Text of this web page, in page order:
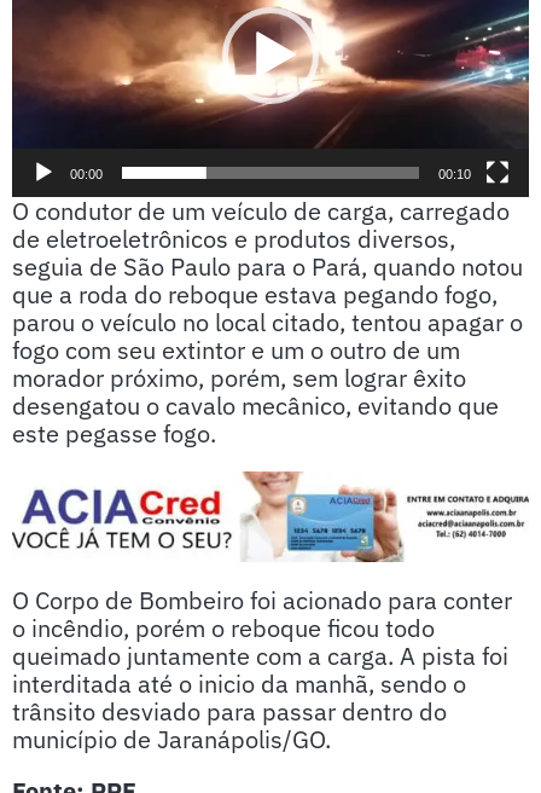
00:00 00:10
O condutor de um veículo de carga, carregado
de eletroeletrônicos e produtos diversos,
seguia de São Paulo para o Pará, quando notou
que a roda do reboque estava pegando fogo,
parou o veículo no local citado, tentou apagar o
fogo com seu extintor e um o outro de um
morador próximo, porém, sem lograr êxito
desengatou o cavalo mecânico, evitando que
este pegasse fogo.
O Corpo de Bombeiro foi acionado para conter
o incêndio, porém o reboque ficou todo
queimado juntamente com a carga. A pista foi
interditada até o inicio da manhã, sendo o
trânsito desviado para passar dentro do
município de Jaranápolis/GO.